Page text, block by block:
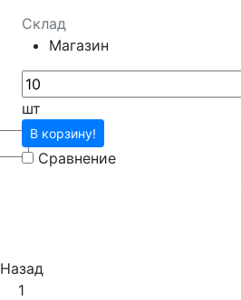
Склад
Магазин
шт
В корзину!
Сравнение
Назад
1